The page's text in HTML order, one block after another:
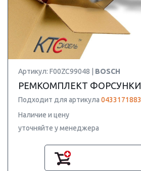
Артикул: F00ZC99048 | BOSCH
РЕМКОМПЛЕКТ ФОРСУНКИ
Подходит для артикула 0433171883
Наличие и цену
уточняйте у менеджера